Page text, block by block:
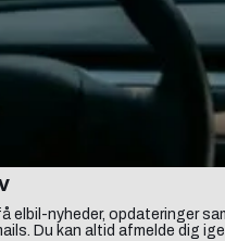
elbil-nyheder, opdateringer
Du kan altid afmelde dig